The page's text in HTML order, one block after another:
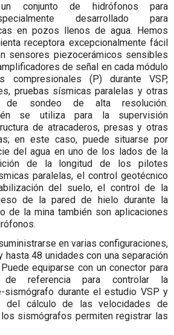
conjunto de hidrófonos para
desarrollado para
en pozos llenos de agua. Hemos
receptora excepcionalmente fácil
sensores piezocerámicos sensibles
de señal en cada módulo
compresionales (P) durante VSP,
pruebas sísmicas paralelas y otras
de sondeo de alta resolución.
se utiliza para la supervisión
de atracaderos, presas y otras
en este caso, puede situarse por
del agua en uno de los lados de la
de la longitud de los pilotes
paralelas, el control geotécnico
del suelo, el control de la
de la pared de hielo durante la
de la mina también son aplicaciones
en varias configuraciones,
hasta 48 unidades con una separación
equiparse con un conector para
de referencia para controlar la
sismógrafo durante el estudio VSP y
del cálculo de las velocidades de
sismógrafos permiten registrar las